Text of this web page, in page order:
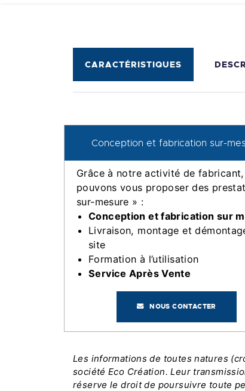
CARACTÉRISTIQUES
Conception et fabrication sur-
Grâce à notre activité de
pouvons vous proposer des
sur-mesure » :
Conception et fabrication sur
Livraison, montage et
site
Formation à l’utilisation
Service Après Vente
NOUS CONTACTER
Les informations de toutes natures
société Eco Création. Leur
réserve le droit de poursuivre toute